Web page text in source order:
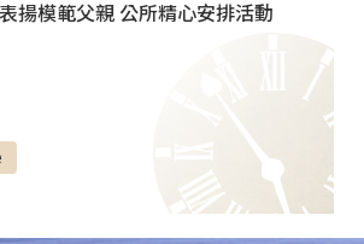
揚模範父親 公所精心安排活動